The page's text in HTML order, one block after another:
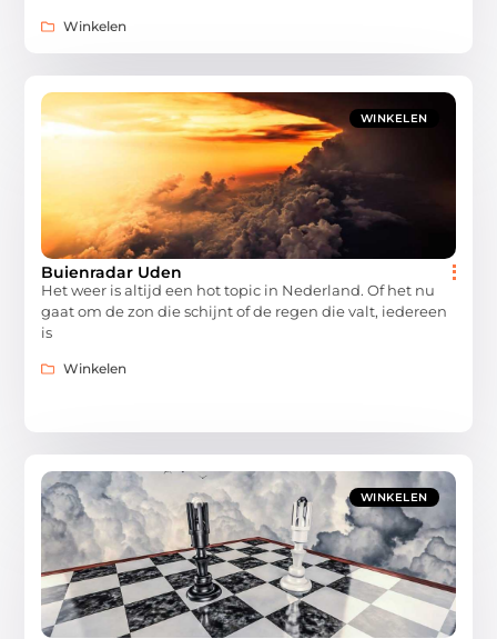
Winkelen
WINKELEN
Buienradar Uden
Het weer is altijd een hot topic in Nederland. Of het nu
gaat om de zon die schijnt of de regen die valt, iedereen
is
Winkelen
WINKELEN